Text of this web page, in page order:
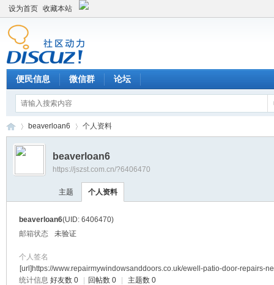
设为首页 收藏本站
便民信息 微信群 论坛
›
beaverloan6 个人资料
beaverloan6
https://jszst.com.cn/?6406470
主题 个人资料
beaverloan6(UID: 6406470)
邮箱状态
未验证
个人签名
[url]https://www.repairmywindowsanddoors.co.uk/ewell-patio-door-repairs-
统计信息 好友数 0 回帖数 0 主题数 0